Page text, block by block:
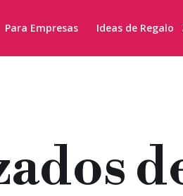
Para Empresas Ideas de Regalo